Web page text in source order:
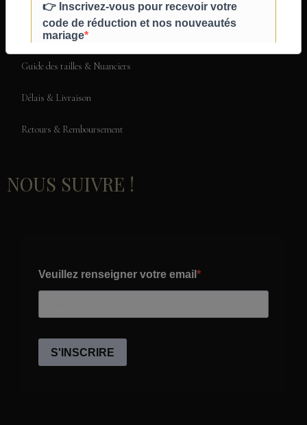
Comment prendre mes mesures ?
Guide des tailles & Nuanciers
Délais & Livraison
Retours & Remboursement
NOUS SUIVRE !